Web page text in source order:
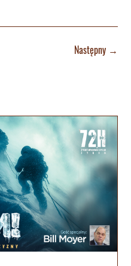
Następny→